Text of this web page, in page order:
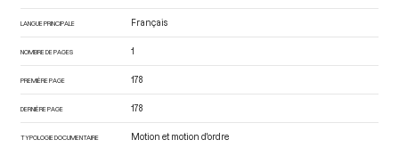
LANGUE PRINCIPALE Français
NOMBRE DE PAGES 1
PREMIÈRE PAGE 178
DERNIÈRE PAGE 178
TYPOLOGIE DOCUMENTAIRE Motion et motion d'ordre